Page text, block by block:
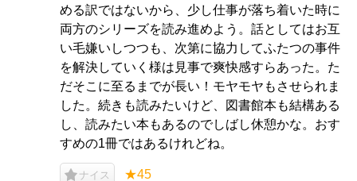
める訳ではないから、少し仕事が落ち着いた時に
両方のシリーズを読み進めよう。話としてはお互
い毛嫌いしつつも、次第に協力してふたつの事件
を解決していく様は見事で爽快感すらあった。た
だそこに至るまでが長い！モヤモヤもさせられま
した。続きも読みたいけど、図書館本も結構ある
し、読みたい本もあるのでしばし休憩かな。おす
すめの1冊ではあるけれどね。
ナイス ★45